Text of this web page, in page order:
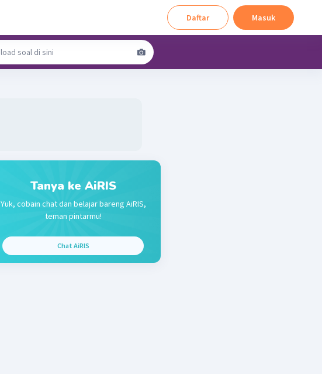
Daftar Masuk
Tanya ke AiRIS
Yuk, cobain chat dan belajar bareng AiRIS,
teman pintarmu!
Chat AiRIS